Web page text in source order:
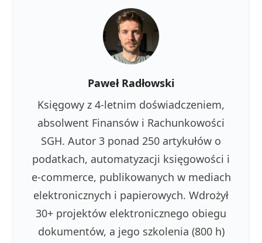
Paweł Radłowski
Księgowy z 4-letnim doświadczeniem,
absolwent Finansów i Rachunkowości
SGH. Autor 3 ponad 250 artykułów o
podatkach, automatyzacji księgowości i
e-commerce, publikowanych w mediach
elektronicznych i papierowych. Wdrożył
30+ projektów elektronicznego obiegu
dokumentów, a jego szkolenia (800 h)